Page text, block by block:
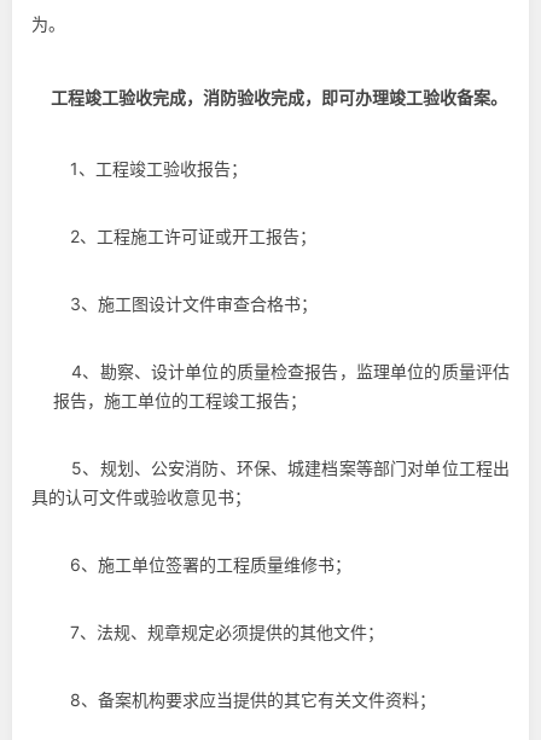
为。
工程竣工验收完成，消防验收完成，即可办理竣工验收备案。
1 、工程竣工验收报告；
2、工程施工许可证或开工报告；
3、施工图设计文件审查合格书；
4、勘察、设计单位的质量检查报告，监理单位的质量评估
报告，施工单位的工程竣工报告；
5、规划、公安消防、环保、城建档案等部门对单位工程出
具的认可文件或验收意见书；
6、施工单位签署的工程质量维修书；
7、法规、规章规定必须提供的其他文件；
8、备案机构要求应当提供的其它有关文件资料；